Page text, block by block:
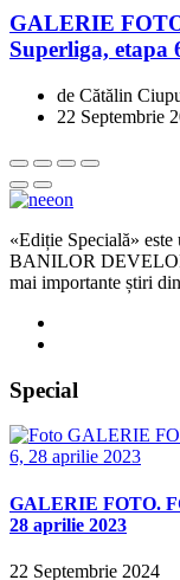
GALERIE
Superliga, etapa
de Cătălin
22 Septembrie
«Ediție Specială»
BANILOR
mai importante știri
Special
GALERIE FOTO.
28 aprilie 2023
22 Septembrie 2024